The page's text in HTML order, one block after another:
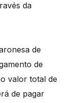
da
de
de
valor total de
de pagar